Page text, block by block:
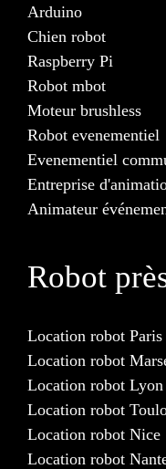
Arduino
Chien robot
Raspberry Pi
Robot mbot
Moteur brushless
Robot evenementiel
Evenementiel
Entreprise
Animateur
Robot
Location robot Paris
Location robot
Location robot Lyon
Location robot
Location robot Nice
Location robot